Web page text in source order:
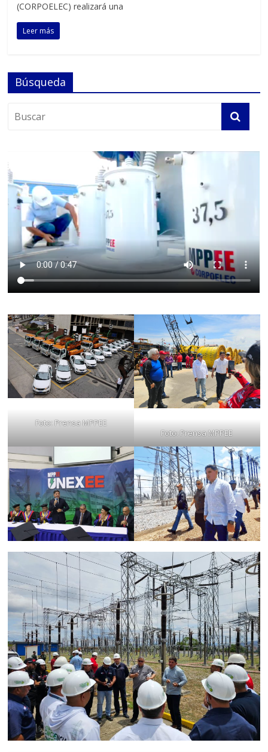
(CORPOELEC) realizará una
Leer más
Búsqueda
Foto: Prensa MPPEE
Foto: Prensa MPPEE